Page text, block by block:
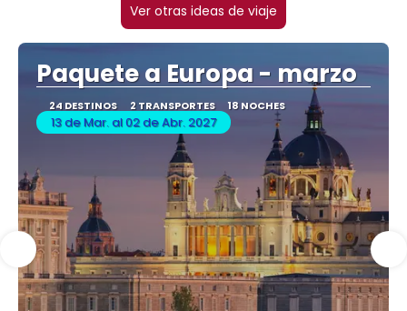
Ver otras ideas de viaje
Paquete a Europa - marzo
24 DESTINOS 2 TRANSPORTES 18 NOCHES
13 de Mar. al 02 de Abr. 2027